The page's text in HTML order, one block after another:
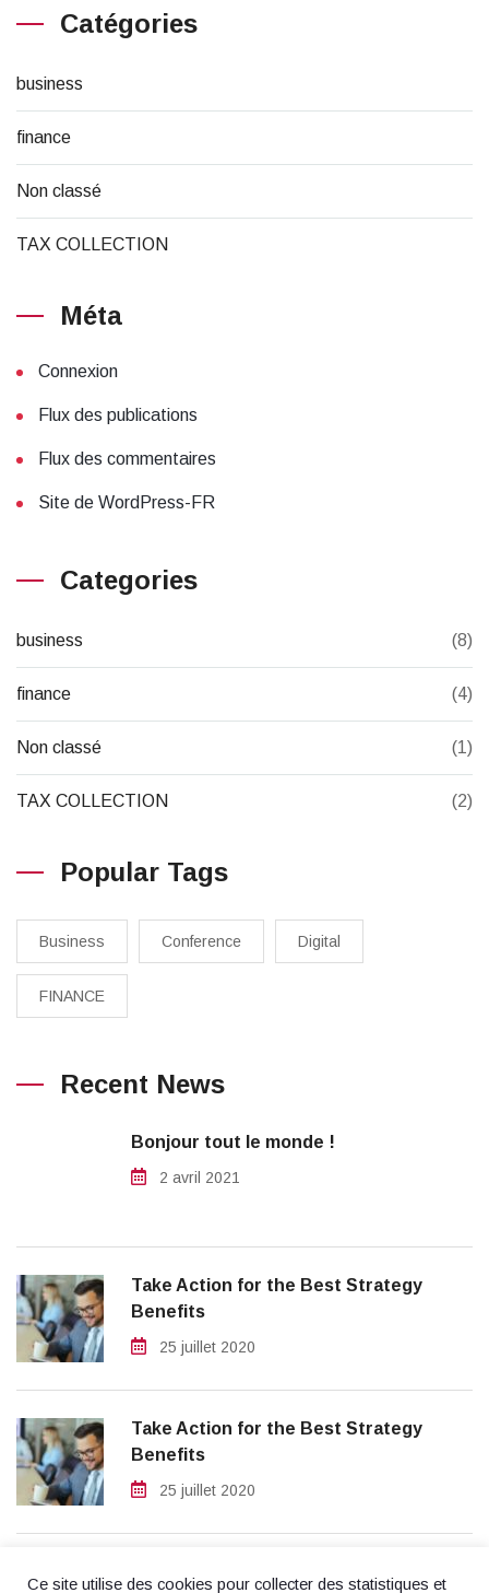
Catégories
business
finance
Non classé
TAX COLLECTION
Méta
Connexion
Flux des publications
Flux des commentaires
Site de WordPress-FR
Categories
business (8)
finance (4)
Non classé (1)
TAX COLLECTION (2)
Popular Tags
Business Conference Digital
FINANCE
Recent News
Bonjour tout le monde !
2 avril 2021
Take Action for the Best Strategy
Benefits
25 juillet 2020
Take Action for the Best Strategy
Benefits
25 juillet 2020
Ce site utilise des cookies pour collecter des statistiques et